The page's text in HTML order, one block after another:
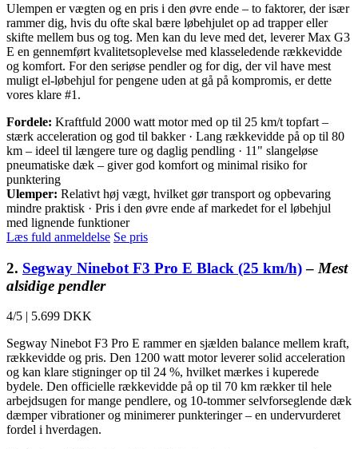
Ulempen er vægten og en pris i den øvre ende – to faktorer, der især
rammer dig, hvis du ofte skal bære løbehjulet op ad trapper eller
skifte mellem bus og tog. Men kan du leve med det, leverer Max G3
E en gennemført kvalitetsoplevelse med klasseledende rækkevidde
og komfort. For den seriøse pendler og for dig, der vil have mest
muligt el-løbehjul for pengene uden at gå på kompromis, er dette
vores klare #1.
Fordele: Kraftfuld 2000 watt motor med op til 25 km/t topfart –
stærk acceleration og god til bakker · Lang rækkevidde på op til 80
km – ideel til længere ture og daglig pendling · 11" slangeløse
pneumatiske dæk – giver god komfort og minimal risiko for
punktering
Ulemper: Relativt høj vægt, hvilket gør transport og opbevaring
mindre praktisk · Pris i den øvre ende af markedet for el løbehjul
med lignende funktioner
Læs fuld anmeldelse Se pris
2. Segway Ninebot F3 Pro E Black (25 km/h)– Mest
alsidige pendler
4/5 | 5.699 DKK
Segway Ninebot F3 Pro E rammer en sjælden balance mellem kraft,
rækkevidde og pris. Den 1200 watt motor leverer solid acceleration
og kan klare stigninger op til 24 %, hvilket mærkes i kuperede
bydele. Den officielle rækkevidde på op til 70 km rækker til hele
arbejdsugen for mange pendlere, og 10-tommer selvforseglende dæk
dæmper vibrationer og minimerer punkteringer – en undervurderet
fordel i hverdagen.